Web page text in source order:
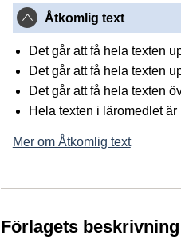
Åtkomlig text
Det går att få hela texten
Det går att få hela texten
Det går att få hela texten
Hela texten i läromedlet
Mer om Åtkomlig text
Förlagets beskrivning